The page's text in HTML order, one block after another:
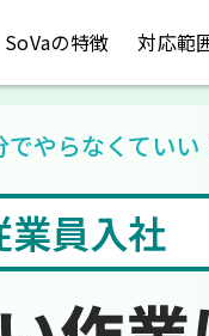
SoVaの特徴 対応範
やらなくていい
のお悩み